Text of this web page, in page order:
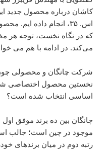
کاشان درباره محصول جدید
اس. ۳۵، انجام داده ایم.
که در نگاه نخست، توجه هر
می‌کند. در ادامه با هم می
نخستین محصول اختصاصی
اساسی انتخاب شده است؟
چانگان بین ده برند موفق
موجود در چین است؛ جالب است
رتبه دوم در میان برندهای